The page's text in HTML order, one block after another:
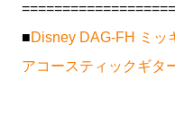
■Disney DAG-FH ミッ
アコースティックギタ